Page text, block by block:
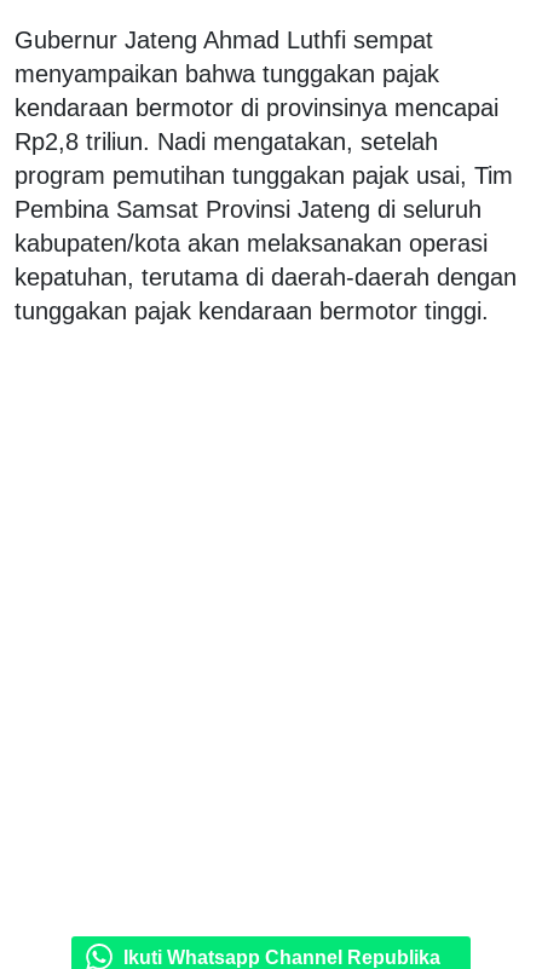
Gubernur Jateng Ahmad Luthfi sempat
menyampaikan bahwa tunggakan pajak
kendaraan bermotor di provinsinya mencapai
Rp2,8 triliun. Nadi mengatakan, setelah
program pemutihan tunggakan pajak usai, Tim
Pembina Samsat Provinsi Jateng di seluruh
kabupaten/kota akan melaksanakan operasi
kepatuhan, terutama di daerah-daerah dengan
tunggakan pajak kendaraan bermotor tinggi.
Ikuti Whatsapp Channel Republika